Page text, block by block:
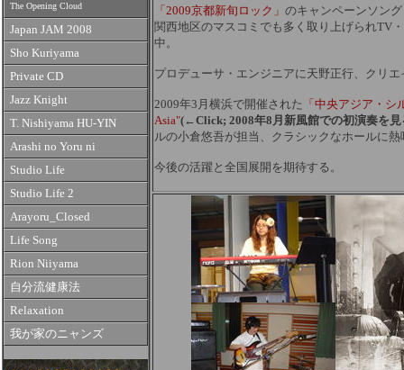
The Opening Cloud
Japan JAM 2008
Sho Kuriyama
Private CD
Jazz Knight
T. Nishiyama HU-YIN
Arashi no Yoru ni
Studio Life
Studio Life 2
Arayoru_Closed
Life Song
Rion Niiyama
自分流健康法
Relaxation
我が家のニャンズ
「2009京都新旬ロック」 のキャンペーンソング
関西地区のマスコミでも多く取り上げられTV
中。
プロデューサ・エンジニアに天野正行、クリ
2009年3月横浜で開催された 「中央アジア・
Asia"(←Click; 2008年8月新風館での初演奏を見
ルの小倉悠吾が担当、クラシックなホールに
今後の活躍と全国展開を期待する。